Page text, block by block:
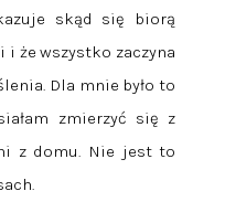
skąd się biorą
że wszystko zaczyna
Dla mnie było to
zmierzyć się z
z domu. Nie jest to